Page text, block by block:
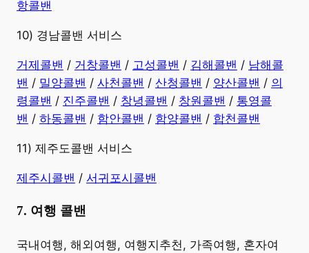
항콜밴
10) 경남콜밴 서비스
​거제콜밴 / 거창콜밴 / 고성콜밴 / 김해콜밴 / 남해콜
밴 / 밀양콜밴 / 사천콜밴 / 산청콜밴 / 양산콜밴 / 의
령콜밴 / 진주콜밴 / 창녕콜밴 / 창원콜밴 / 통영콜
밴 / 하동콜밴 / 함안콜밴 / 함양콜밴 / 합천콜밴
11) 제주도콜밴 서비스
제주시콜밴 / 서귀포시콜밴
7. 여행 콜밴
​국내여행, 해외여행, 여행지추천, 가족여행, 혼자여